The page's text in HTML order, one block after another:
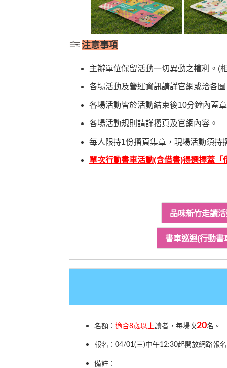
注意事項
主辦單位保留活動一切異動之權利。(
各場活動及營運資訊請詳官網或洽各圖
各場活動皆於活動結束後10分鐘內蓋
各場活動規則請詳摺頁及官網內容。
每人限持1份摺頁集章，現場活動須持
單次行動書車活動(含借書)得選擇蓋「
名額： 適合8歲以上讀者，每場次20名。
報名：04/01(三)中午12:30起開放網路報名
備註：